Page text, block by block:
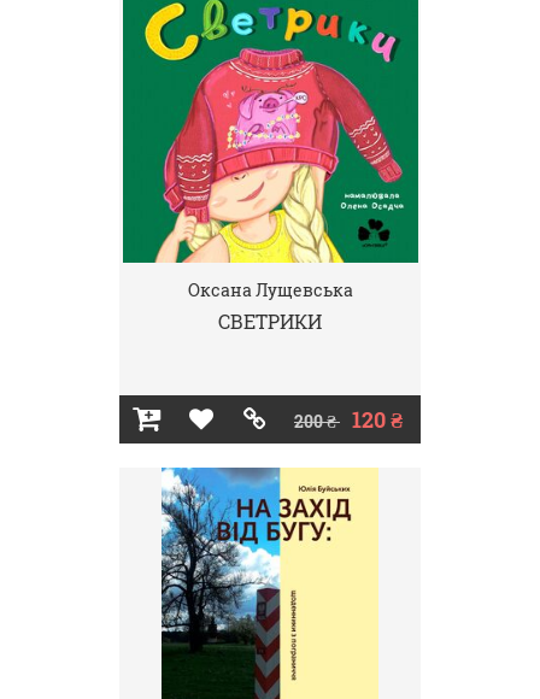
Оксана Лущевська
СВЕТРИКИ
200 ₴ 120 ₴